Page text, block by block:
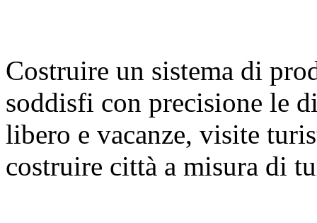
Costruire un sistema di
soddisfi con precisione le
libero e vacanze, visite
costruire città a misura di